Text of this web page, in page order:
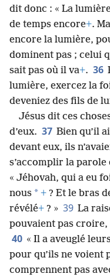
dit donc : « La
de temps encore+.
encore la lumière,
dominent pas ; celui
sait pas où il va+. 36
lumière, exercez la
deveniez des fils de
Jésus dit ces
d’eux. 37 Bien qu’il
devant eux, ils
s’accomplir la
« Jéhovah, qui a eu
nous * + ? Et le bras
révélé+ ? » 39 La
pouvaient pas croire,
40 « Il a aveuglé
pour qu’ils ne voient
comprennent pas